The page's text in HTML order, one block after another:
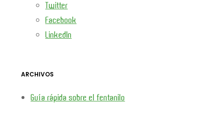
Twitter
Facebook
LinkedIn
ARCHIVOS
Guía rápida sobre el fentanilo